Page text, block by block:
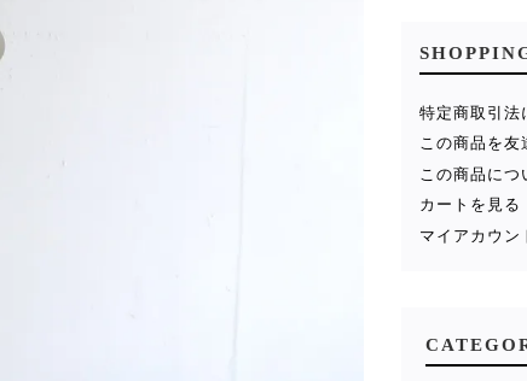
特定商取引法
この商品を友
この商品に
カートを見る
マイアカウン